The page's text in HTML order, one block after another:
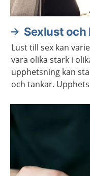
Sexlust och
Lust till sex kan
vara olika stark i
upphetsning kan
och tankar.